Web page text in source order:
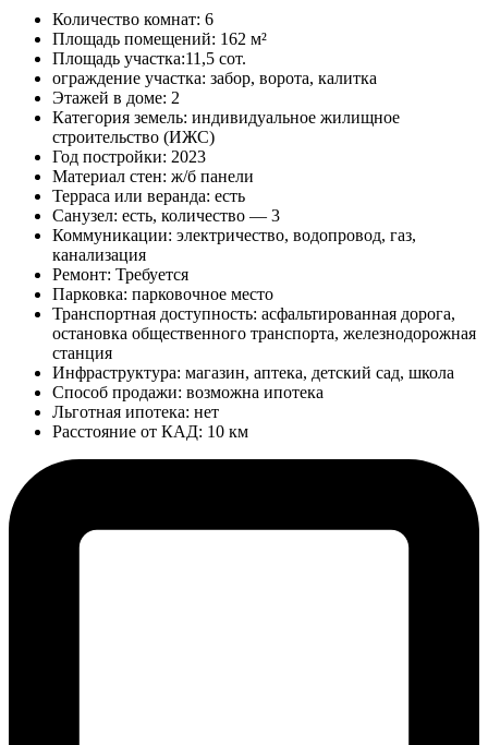
Количество комнат: 6
Площадь помещений: 162 м²
Площадь участка:11,5 сот.
ограждение участка: забор, ворота, калитка
Этажей в доме: 2
Категория земель: индивидуальное жилищное
строительство (ИЖС)
Год постройки: 2023
Материал стен: ж/б панели
Терраса или веранда: есть
Санузел: есть, количество — 3
Коммуникации: электричество, водопровод, газ,
канализация
Ремонт: Требуется
Парковка: парковочное место
Транспортная доступность: асфальтированная дорога,
остановка общественного транспорта, железнодорожная
станция
Инфраструктура: магазин, аптека, детский сад, школа
Способ продажи: возможна ипотека
Льготная ипотека: нет
Расстояние от КАД: 10 км